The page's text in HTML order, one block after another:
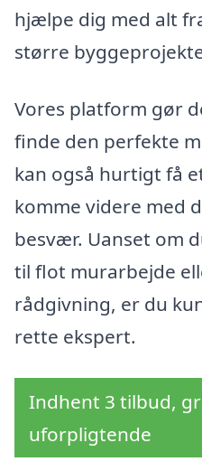
hjælpe dig med alt
større
Vores platform gør
finde den perfekte
kan også hurtigt få
komme videre med
besvær. Uanset om
til flot murarbejde
rådgivning, er du
rette ekspert.
Indhent 3 tilbud,
uforpligtende